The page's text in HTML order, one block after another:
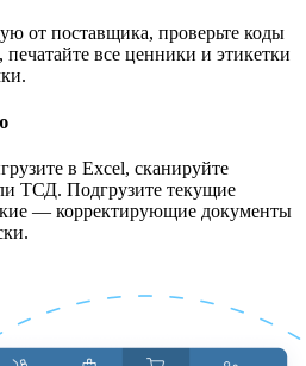
от поставщика, проверьте коды
все ценники и этикетки
в Excel, сканируйте
ТСД. Подгрузите текущие
— корректирующие документы